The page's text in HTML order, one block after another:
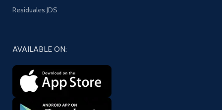
Residuales JDS
AVAILABLE ON: